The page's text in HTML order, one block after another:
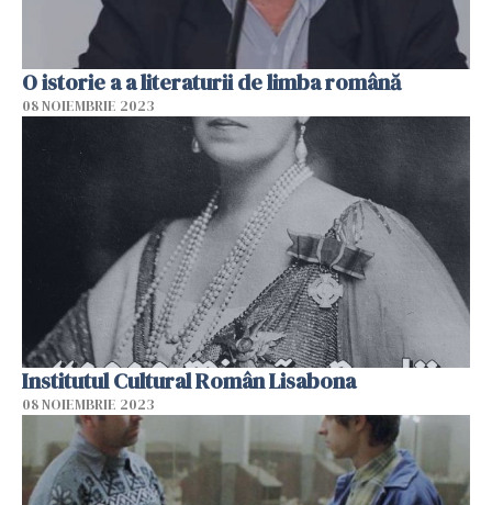
O istorie a a literaturii de limba română
08 NOIEMBRIE 2023
Institutul Cultural Român Lisabona
08 NOIEMBRIE 2023